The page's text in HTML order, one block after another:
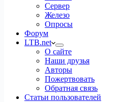
Сервер
Железо
Опросы
Форум
LTB.net
О сайте
Наши друзья
Авторы
Пожертвовать
Обратная связь
Статьи пользователей